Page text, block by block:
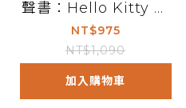
聲書：Hello Kitty 唱
英文兒歌
NT$975
NT$1,090
加入購物車